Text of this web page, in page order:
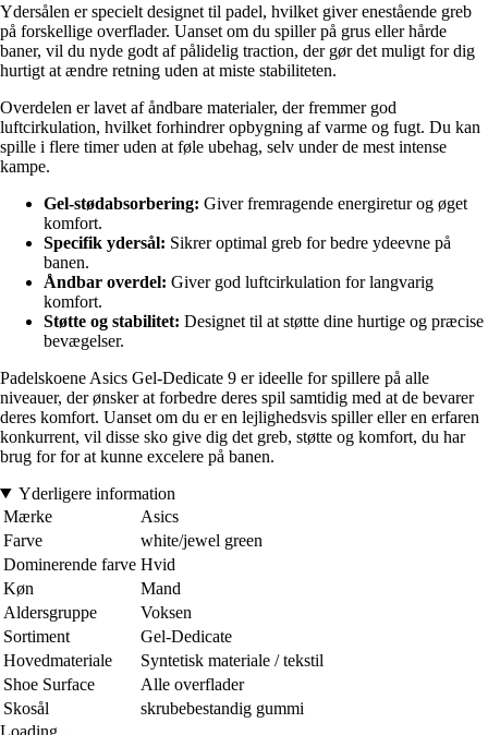
Ydersålen er specielt designet til padel, hvilket giver enestående greb
på forskellige overflader. Uanset om du spiller på grus eller hårde
baner, vil du nyde godt af pålidelig traction, der gør det muligt for dig
hurtigt at ændre retning uden at miste stabiliteten.
Overdelen er lavet af åndbare materialer, der fremmer god
luftcirkulation, hvilket forhindrer opbygning af varme og fugt. Du kan
spille i flere timer uden at føle ubehag, selv under de mest intense
kampe.
Gel-stødabsorbering: Giver fremragende energiretur og øget
komfort.
Specifik ydersål: Sikrer optimal greb for bedre ydeevne på
banen.
Åndbar overdel: Giver god luftcirkulation for langvarig
komfort.
Støtte og stabilitet: Designet til at støtte dine hurtige og præcise
bevægelser.
Padelskoene Asics Gel-Dedicate 9 er ideelle for spillere på alle
niveauer, der ønsker at forbedre deres spil samtidig med at de bevarer
deres komfort. Uanset om du er en lejlighedsvis spiller eller en erfaren
konkurrent, vil disse sko give dig det greb, støtte og komfort, du har
brug for for at kunne excelere på banen.
Yderligere information
Mærke
Asics
Farve
white/jewel green
Dominerende farve Hvid
Køn
Mand
Aldersgruppe
Voksen
Sortiment
Gel-Dedicate
Hovedmateriale
Syntetisk materiale / tekstil
Shoe Surface
Alle overflader
Skosål
skrubebestandig gummi
Loading...